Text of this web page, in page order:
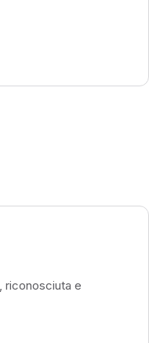
riconosciuta e